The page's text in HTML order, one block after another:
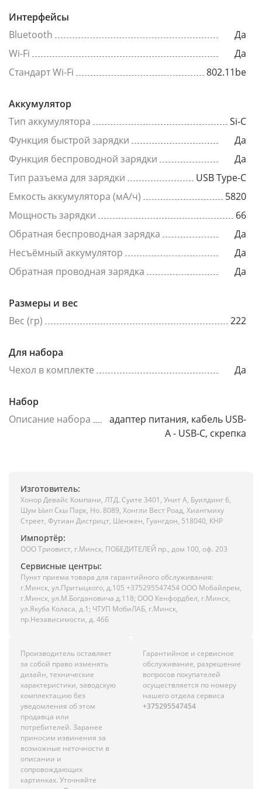
Интерфейсы
Bluetooth
Да
Wi-Fi
Да
Стандарт Wi-Fi
802.11be
Аккумулятор
Тип аккумулятора
Si-C
Функция быстрой зарядки
Да
Функция беспроводной зарядки
Да
Тип разъема для зарядки
USB Type-C
Емкость аккумулятора (мА/ч)
5820
Мощность зарядки
66
Обратная беспроводная зарядка
Да
Несъёмный аккумулятор
Да
Обратная проводная зарядка
Да
Размеры и вес
Вес (гр)
222
Для набора
Чехол в комплекте
Да
Набор
Описание набора
адаптер питания, кабель USB-
A - USB-C, скрепка
Изготовитель:
Хонор Девайс Компани, ЛТД. Суите 3401, Унит A, Буилдинг 6,
Шум Ыип Скы Парк, Но. 8089, Хонгли Вест Роад, Xиангмиху
Стреет, Футиан Дистрицт, Шенжен, Гуангдон, 518040, КНР
Импортёр:
ООО Триовист, г.Минск, ПОБЕДИТЕЛЕЙ пр., дом 100, оф. 203
Сервисные центры:
Пункт приема товара для гарантийного обслуживания:
г.Минск, ул.Притыцкого, д.105 +375295547454 ООО Мобайлрем,
г.Минск, ул.М.Богдановича д.118; ООО Кенфордбел, г.Минск,
ул.Якуба Коласа, д.1; ЧТУП МобиЛАБ, г.Минск,
пр.Независимости, д. 46Б
Производитель оставляет
за собой право изменять
дизайн, технические
характеристики, заводскую
комплектацию без
уведомления об этом
продавца или
потребителей. Заранее
приносим извинения за
возможные неточности в
описании и
сопровождающих
картинках. Уточняйте
Гарантийное и сервисное
обслуживание, разрешение
вопросов покупателей
осуществляется по номеру
нашего отдела сервиса
+375295547454